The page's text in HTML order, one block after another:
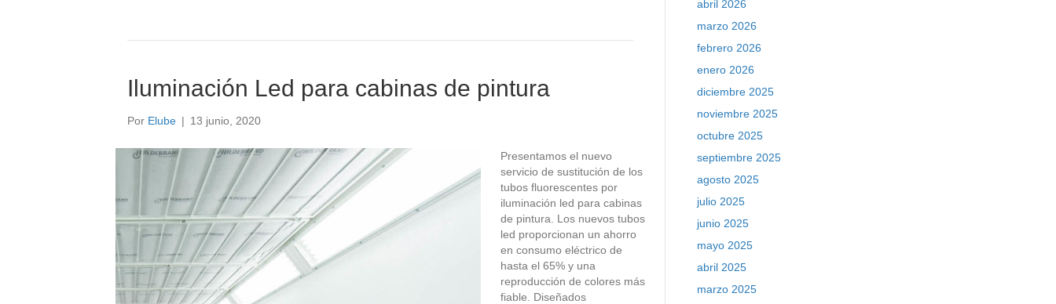
Iluminación Led para cabinas de pintura
Por Elube | 13 junio, 2020
Presentamos el nuevo
servicio de sustitución de los
tubos fluorescentes por
iluminación led para cabinas
de pintura. Los nuevos tubos
led proporcionan un ahorro
en consumo eléctrico de
hasta el 65% y una
reproducción de colores más
fiable. Diseñados
abril 2026
marzo 2026
febrero 2026
enero 2026
diciembre 2025
noviembre 2025
octubre 2025
septiembre 2025
agosto 2025
julio 2025
junio 2025
mayo 2025
abril 2025
marzo 2025